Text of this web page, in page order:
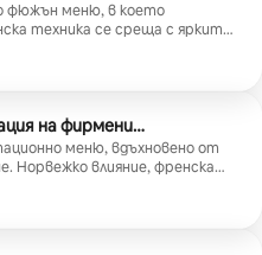
фюжън меню, в което
техника се среща с ярките
на Южна Испания. Всяко ястие
и изискано.
на фирмени
меню, вдъхновено от
Норвежко влияние, френска
продукти са на показ.